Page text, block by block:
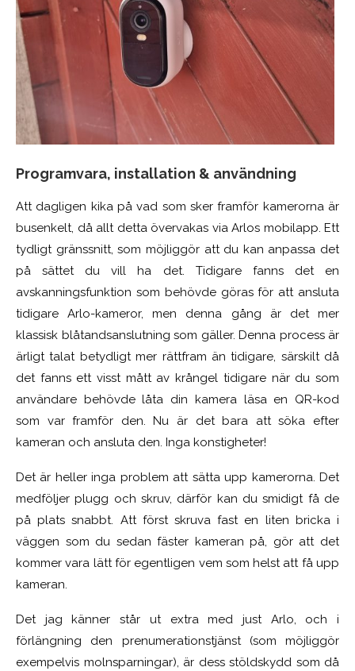
Programvara, installation & användning
Att dagligen kika på vad som sker framför kamerorna är
busenkelt, då allt detta övervakas via Arlos mobilapp. Ett
tydligt gränssnitt, som möjliggör att du kan anpassa det
på sättet du vill ha det. Tidigare fanns det en
avskanningsfunktion som behövde göras för att ansluta
tidigare Arlo-kameror, men denna gång är det mer
klassisk blåtandsanslutning som gäller. Denna process är
ärligt talat betydligt mer rättfram än tidigare, särskilt då
det fanns ett visst mått av krångel tidigare när du som
användare behövde låta din kamera läsa en QR-kod
som var framför den. Nu är det bara att söka efter
kameran och ansluta den. Inga konstigheter!
Det är heller inga problem att sätta upp kamerorna. Det
medföljer plugg och skruv, därför kan du smidigt få de
på plats snabbt. Att först skruva fast en liten bricka i
väggen som du sedan fäster kameran på, gör att det
kommer vara lätt för egentligen vem som helst att få upp
kameran.
Det jag känner står ut extra med just Arlo, och i
förlängning den prenumerationstjänst (som möjliggör
exempelvis molnsparningar), är dess stöldskydd som då